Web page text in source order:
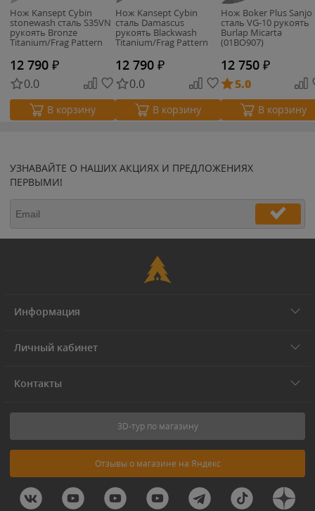
Нож Kansept Cybin
stonewash сталь S35VN
рукоять Bronze
Titanium/Frag Pattern
12 790 ₽
0.0
В корзину
Нож Kansept Cybin
сталь Damascus
рукоять Blackwash
Titanium/Frag Pattern
12 790 ₽
0.0
В корзину
Нож Boker Plus Sanjo
сталь VG-10 рукоять
Burlap Micarta
(01BO907)
12 750 ₽
5.0
В корзину
УЗНАВАЙТЕ О НАШИХ АКЦИЯХ И ПРЕДЛОЖЕНИЯХ
ПЕРВЫМИ!
Информация
Личный кабинет
Контакты
3D-тур по магазину
Отзывы о магазине на Яндекс